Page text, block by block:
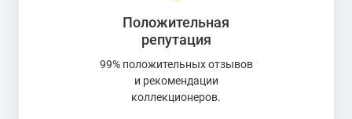
Положительная
репутация
99% положительных отзывов
и рекомендации
коллекционеров.